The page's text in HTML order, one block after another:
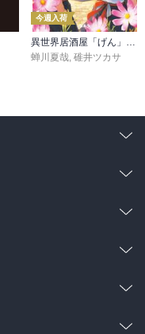
今週入荷
異世界居酒屋「げん」三杯目
蝉川夏哉, 碓井ツカサ